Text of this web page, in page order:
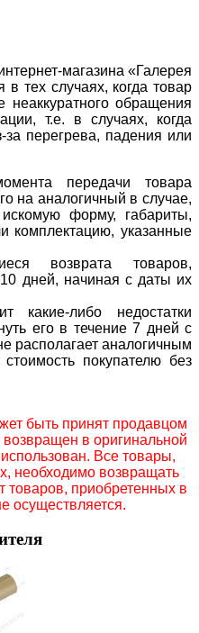
магазина «Галерея
тех случаях, когда товар
неаккуратного обращения
т.е. в случаях, когда
за перегрева, падения или
передачи товара
на аналогичный в случае,
форму, габариты,
комплектацию, указанные
возврата товаров,
дней, начиная с даты их
какие-либо недостатки
его в течение 7 дней с
располагает аналогичным
покупателю без
быть принят продавцом
возвращен в оригинальной
Все товары,
необходимо возвращать
товаров, приобретенных в
осуществляется.